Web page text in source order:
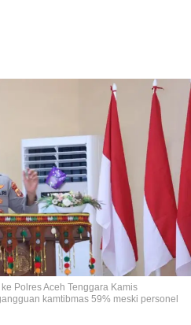
Polres Aceh Tenggara Kamis
kamtibmas 59% meski personel